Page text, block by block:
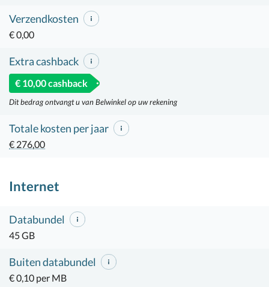
Verzendkosten
€ 0,00
Extra cashback
€ 10,00 cashback
Dit bedrag ontvangt u van Belwinkel op uw rekening
Totale kosten per jaar
€ 276,00
Internet
Databundel
45 GB
Buiten databundel
€ 0,10 per MB